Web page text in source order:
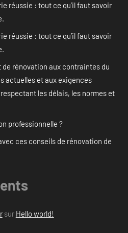
réussie : tout ce qu’il faut savoir
réussie : tout ce qu’il faut savoir
rénovation aux contraintes du
actuelles et aux exigences
les délais, les normes et
professionnelle ?
ces conseils de rénovation de
sur Hello world!